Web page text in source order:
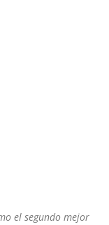
el segundo mejor